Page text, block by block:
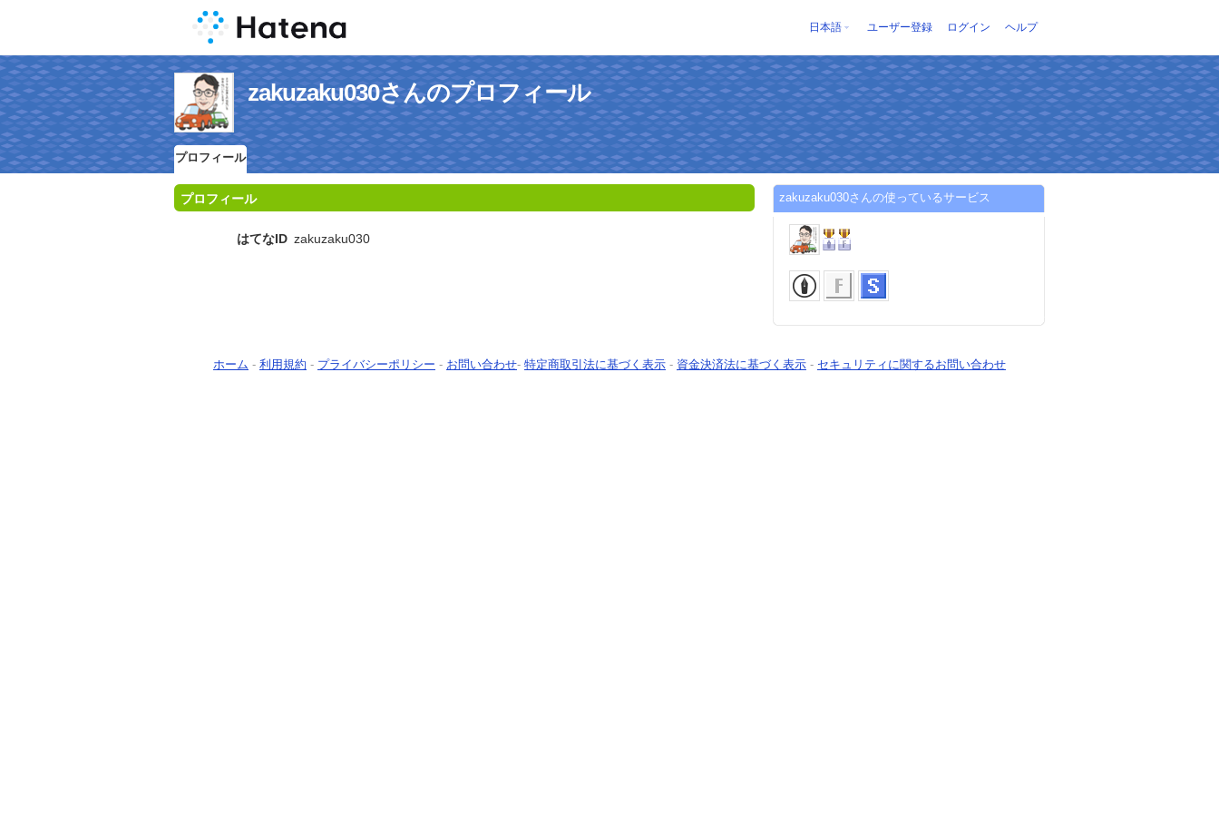
日本語 ユーザー登録 ログイン ヘルプ
zakuzaku030さんのプロフィール
プロフィール
プロフィール
はてなID zakuzaku030
zakuzaku030さんの使っているサービス
ホーム - 利用規約 - プライバシーポリシー - お問い合わせ- 特定商取引法に基づく表示 - 資金決済法に基づく表示 - セキュリティに関するお問い合わせ